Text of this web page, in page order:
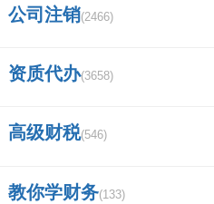
西部证券交易客户
证券从业人员查询
湖南道观最多的
公司注销(2466)
资质代办(3658)
高级财税(546)
教你学财务(133)